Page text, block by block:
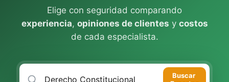
Elige con seguridad comparando
experiencia, opiniones de clientes y costos
de cada especialista.
Buscar